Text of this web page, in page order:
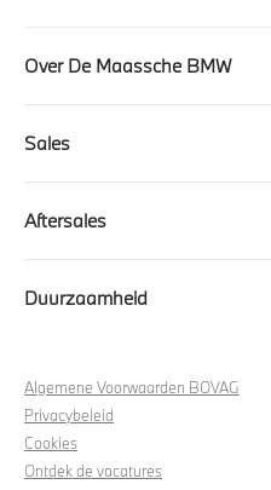
Over De Maassche BMW
Sales
Aftersales
Duurzaamheid
Algemene Voorwaarden BOVAG
Privacybeleid
Cookies
Ontdek de vacatures